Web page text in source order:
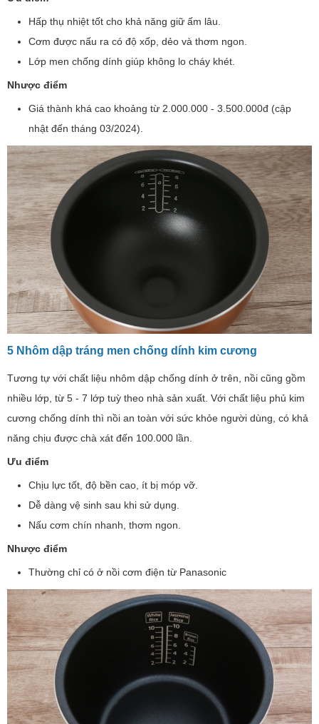
Hấp thụ nhiệt tốt cho khả năng giữ ấm lâu.
Cơm được nấu ra có độ xốp, dẻo và thơm ngon.
Lớp men chống dính giúp không lo cháy khét.
Nhược điểm
Giá thành khá cao khoảng từ 2.000.000 - 3.500.000đ (cập
nhật đến tháng 03/2024).
5 Nhôm dập tráng men chống dính kim cương
Tương tự với chất liệu nhôm dập chống dính ở trên, nồi cũng gồm
nhiều lớp, từ 5 - 7 lớp tuỳ theo nhà sản xuất. Với chất liệu phủ kim
cương chống dính thì nồi an toàn với sức khỏe người dùng, có khả
năng chịu được chà xát đến 100.000 lần.
Ưu điểm
Chịu lực tốt, độ bền cao, ít bị móp vỡ.
Dễ dàng vệ sinh sau khi sử dụng.
Nấu cơm chín nhanh, thơm ngon.
Nhược điểm
Thường chỉ có ở nồi cơm điện từ Panasonic